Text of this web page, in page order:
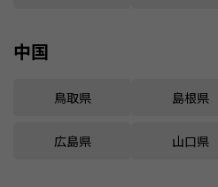
中国
鳥取県 島根県
広島県 山口県